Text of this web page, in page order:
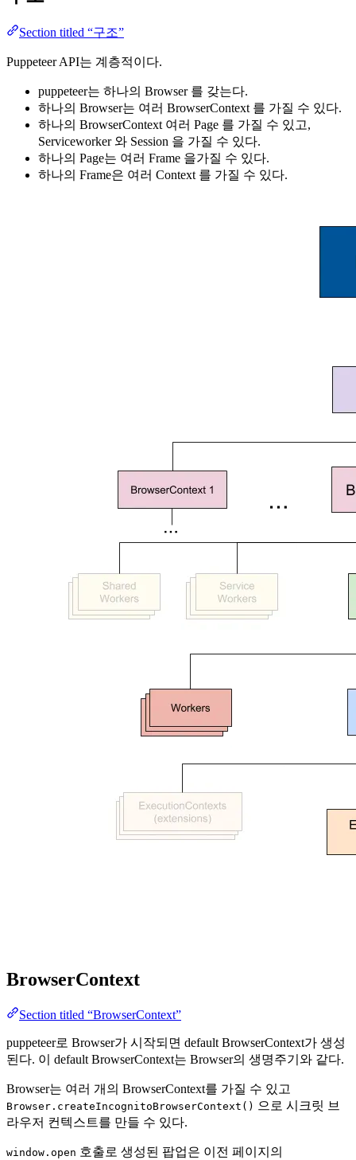
Section titled “구조”
Puppeteer API는 계층적이다.
puppeteer는 하나의 Browser 를 갖는다.
하나의 Browser는 여러 BrowserContext 를 가질 수 있다.
하나의 BrowserContext 여러 Page 를 가질 수 있고,
Serviceworker 와 Session 을 가질 수 있다.
하나의 Page는 여러 Frame 을가질 수 있다.
하나의 Frame은 여러 Context 를 가질 수 있다.
BrowserContext
Section titled “BrowserContext”
puppeteer로 Browser가 시작되면 default BrowserContext가 생성
된다. 이 default BrowserContext는 Browser의 생명주기와 같다.
Browser는 여러 개의 BrowserContext를 가질 수 있고
Browser.createIncognitoBrowserContext() 으로 시크릿 브
라우저 컨텍스트를 만들 수 있다.
window.open 호출로 생성된 팝업은 이전 페이지의